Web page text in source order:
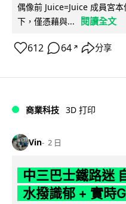
偶像前 Juice=Juice 成員宮
下，僅憑藉與...
閱讀全文
612 64 ↗ 分享
商業科技 3D 打印
Vin 2 日
中三巴士鐵路迷
水撥識郁 + 實時